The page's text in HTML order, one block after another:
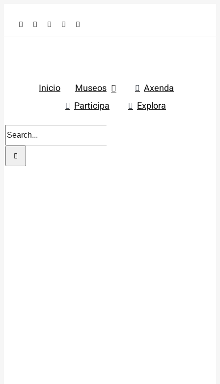
Inicio Museos
Axenda
Participa
Explora
Search
for: